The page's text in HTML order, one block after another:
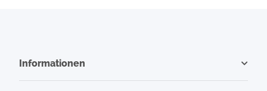
Informationen